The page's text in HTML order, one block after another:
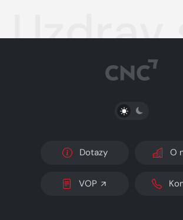
Uzdrav
PŘEPNOUT
Dotazy O
VOP